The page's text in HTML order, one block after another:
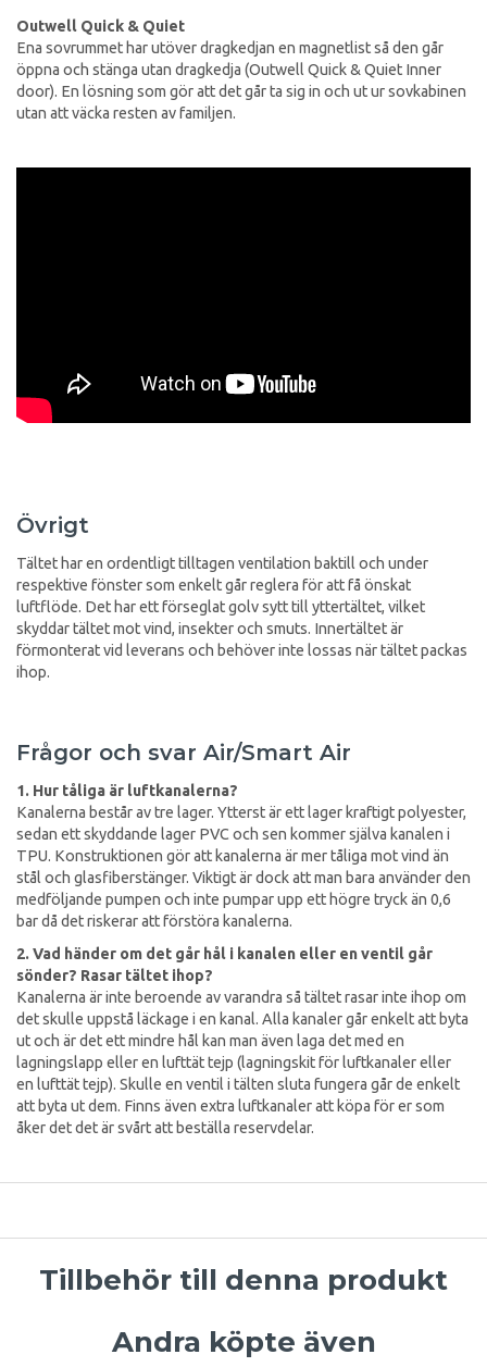
Outwell Quick & Quiet
Ena sovrummet har utöver dragkedjan en magnetlist så den går
öppna och stänga utan dragkedja (Outwell Quick & Quiet Inner
door). En lösning som gör att det går ta sig in och ut ur sovkabinen
utan att väcka resten av familjen.
Övrigt
Tältet har en ordentligt tilltagen ventilation baktill och under
respektive fönster som enkelt går reglera för att få önskat
luftflöde. Det har ett förseglat golv sytt till yttertältet, vilket
skyddar tältet mot vind, insekter och smuts. Innertältet är
förmonterat vid leverans och behöver inte lossas när tältet packas
ihop.
Frågor och svar Air/Smart Air
1. Hur tåliga är luftkanalerna?
Kanalerna består av tre lager. Ytterst är ett lager kraftigt polyester,
sedan ett skyddande lager PVC och sen kommer själva kanalen i
TPU. Konstruktionen gör att kanalerna är mer tåliga mot vind än
stål och glasfiberstänger. Viktigt är dock att man bara använder den
medföljande pumpen och inte pumpar upp ett högre tryck än 0,6
bar då det riskerar att förstöra kanalerna.
2. Vad händer om det går hål i kanalen eller en ventil går
sönder? Rasar tältet ihop?
Kanalerna är inte beroende av varandra så tältet rasar inte ihop om
det skulle uppstå läckage i en kanal. Alla kanaler går enkelt att byta
ut och är det ett mindre hål kan man även laga det med en
lagningslapp eller en lufttät tejp (lagningskit för luftkanaler eller
en lufttät tejp). Skulle en ventil i tälten sluta fungera går de enkelt
att byta ut dem. Finns även extra luftkanaler att köpa för er som
åker det det är svårt att beställa reservdelar.
Tillbehör till denna produkt
Andra köpte även